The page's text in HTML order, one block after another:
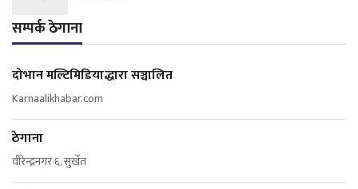
सम्पर्क ठेगाना
दोभान मल्टिमिडियाद्धारा सञ्चालित
Karnaalikhabar.com
ठेगाना
वीरेन्द्रनगर ६, सुर्खेत